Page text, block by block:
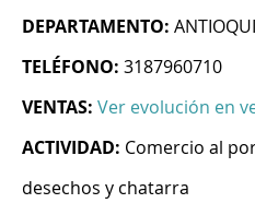
DEPARTAMENTO:
TELÉFONO: 3187960710
VENTAS: Ver evolución en
ACTIVIDAD: Comercio al
desechos y chatarra